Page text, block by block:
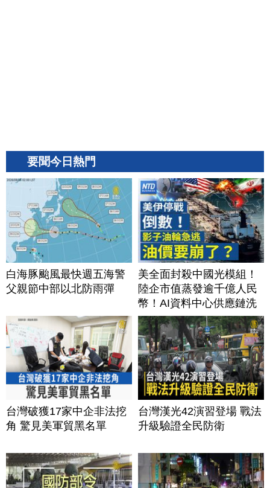
要聞今日熱門
白海豚颱風最快週五海警
父親節中部以北防雨彈
美全面封殺中國光模組！
陸企市值蒸發逾千億人民
幣！AI資料中心供應鏈洗
牌？台灣喜迎轉單！成關
鍵樞紐？｜#財經新聞
│20260805 (三)
台灣破獲17家中企非法挖
角 驚見美軍貿黑名單
台灣漢光42演習登場 戰法
升級驗證全民防衛